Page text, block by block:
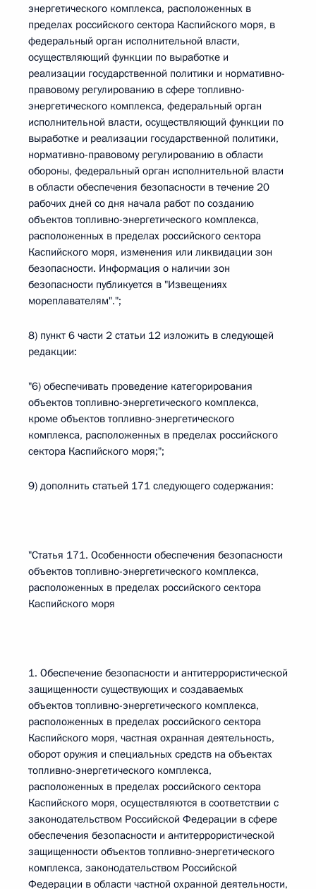
энергетического комплекса, расположенных в
пределах российского сектора Каспийского моря, в
федеральный орган исполнительной власти,
осуществляющий функции по выработке и
реализации государственной политики и нормативно-
правовому регулированию в сфере топливно-
энергетического комплекса, федеральный орган
исполнительной власти, осуществляющий функции по
выработке и реализации государственной политики,
нормативно-правовому регулированию в области
обороны, федеральный орган исполнительной власти
в области обеспечения безопасности в течение 20
рабочих дней со дня начала работ по созданию
объектов топливно-энергетического комплекса,
расположенных в пределах российского сектора
Каспийского моря, изменения или ликвидации зон
безопасности. Информация о наличии зон
безопасности публикуется в "Извещениях
мореплавателям".";
8) пункт 6 части 2 статьи 12 изложить в следующей
редакции:
"6) обеспечивать проведение категорирования
объектов топливно-энергетического комплекса,
кроме объектов топливно-энергетического
комплекса, расположенных в пределах российского
сектора Каспийского моря;";
9) дополнить статьей 171 следующего содержания:
"Статья 171. Особенности обеспечения безопасности
объектов топливно-энергетического комплекса,
расположенных в пределах российского сектора
Каспийского моря
1. Обеспечение безопасности и антитеррористической
защищенности существующих и создаваемых
объектов топливно-энергетического комплекса,
расположенных в пределах российского сектора
Каспийского моря, частная охранная деятельность,
оборот оружия и специальных средств на объектах
топливно-энергетического комплекса,
расположенных в пределах российского сектора
Каспийского моря, осуществляются в соответствии с
законодательством Российской Федерации в сфере
обеспечения безопасности и антитеррористической
защищенности объектов топливно-энергетического
комплекса, законодательством Российской
Федерации в области частной охранной деятельности,